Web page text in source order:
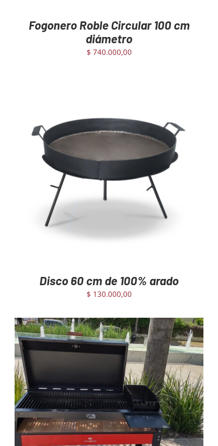
Fogonero Roble Circular 100 cm
diámetro
$ 740.000,00
AGREGAR AL CARRITO DETAILS
Disco 60 cm de 100% arado
$ 130.000,00
AGREGAR AL CARRITO / DETAILS